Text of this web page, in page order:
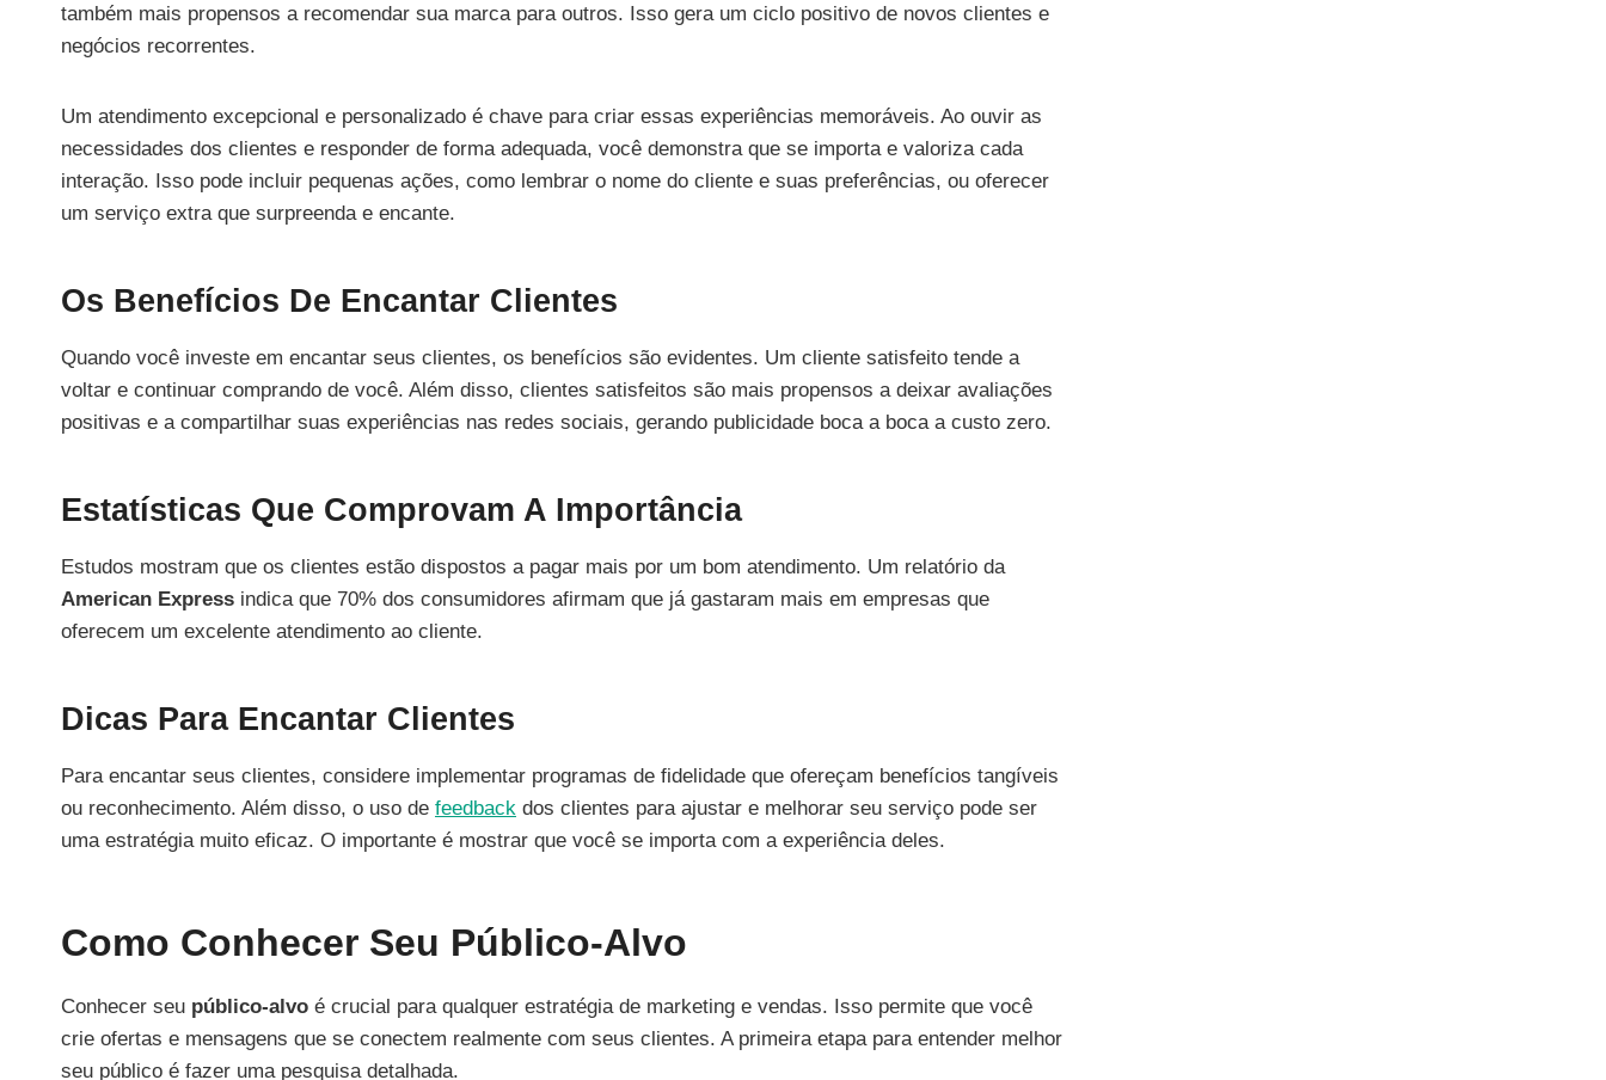
também mais propensos a recomendar sua marca para outros. Isso gera um ciclo positivo de novos clientes e
negócios recorrentes.
Um atendimento excepcional e personalizado é chave para criar essas experiências memoráveis. Ao ouvir as
necessidades dos clientes e responder de forma adequada, você demonstra que se importa e valoriza cada
interação. Isso pode incluir pequenas ações, como lembrar o nome do cliente e suas preferências, ou oferecer
um serviço extra que surpreenda e encante.
Os Benefícios De Encantar Clientes
Quando você investe em encantar seus clientes, os benefícios são evidentes. Um cliente satisfeito tende a
voltar e continuar comprando de você. Além disso, clientes satisfeitos são mais propensos a deixar avaliações
positivas e a compartilhar suas experiências nas redes sociais, gerando publicidade boca a boca a custo zero.
Estatísticas Que Comprovam A Importância
Estudos mostram que os clientes estão dispostos a pagar mais por um bom atendimento. Um relatório da
American Express indica que 70% dos consumidores afirmam que já gastaram mais em empresas que
oferecem um excelente atendimento ao cliente.
Dicas Para Encantar Clientes
Para encantar seus clientes, considere implementar programas de fidelidade que ofereçam benefícios tangíveis
ou reconhecimento. Além disso, o uso de feedback dos clientes para ajustar e melhorar seu serviço pode ser
uma estratégia muito eficaz. O importante é mostrar que você se importa com a experiência deles.
Como Conhecer Seu Público-Alvo
Conhecer seu público-alvo é crucial para qualquer estratégia de marketing e vendas. Isso permite que você
crie ofertas e mensagens que se conectem realmente com seus clientes. A primeira etapa para entender melhor
seu público é fazer uma pesquisa detalhada.